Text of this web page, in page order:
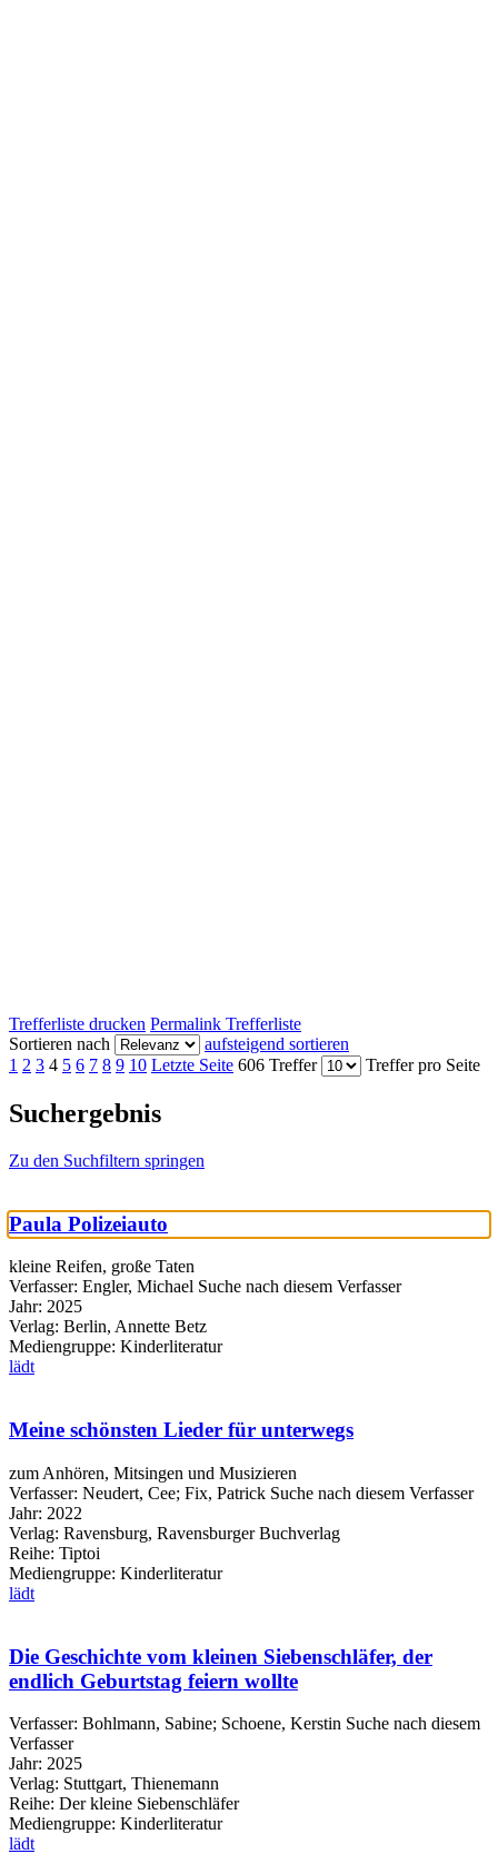
Trefferliste drucken Permalink Trefferliste
Sortieren nach
aufsteigend sortieren
1 2 3 4 5 6 7 8 9 10 Letzte Seite 606 Treffer Treffer pro Seite
Suchergebnis
Zu den Suchfiltern springen
Paula Polizeiauto
kleine Reifen, große Taten
Verfasser: Engler, Michael Suche nach diesem Verfasser
Jahr: 2025
Verlag: Berlin, Annette Betz
Mediengruppe: Kinderliteratur
lädt
Meine schönsten Lieder für unterwegs
zum Anhören, Mitsingen und Musizieren
Verfasser: Neudert, Cee; Fix, Patrick Suche nach diesem Verfasser
Jahr: 2022
Verlag: Ravensburg, Ravensburger Buchverlag
Reihe: Tiptoi
Mediengruppe: Kinderliteratur
lädt
Die Geschichte vom kleinen Siebenschläfer, der
endlich Geburtstag feiern wollte
Verfasser: Bohlmann, Sabine; Schoene, Kerstin Suche nach diesem
Verfasser
Jahr: 2025
Verlag: Stuttgart, Thienemann
Reihe: Der kleine Siebenschläfer
Mediengruppe: Kinderliteratur
lädt